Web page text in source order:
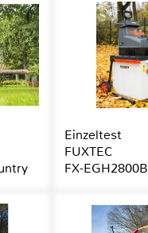
Einzeltest
FUXTEC
FX-EGH2800B